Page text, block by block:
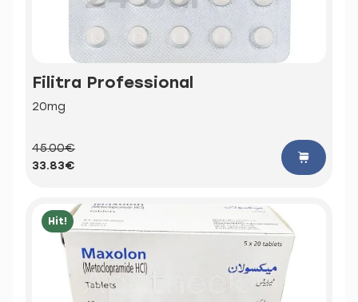
Filitra Professional
20mg
45.00€
33.83€
Hit!